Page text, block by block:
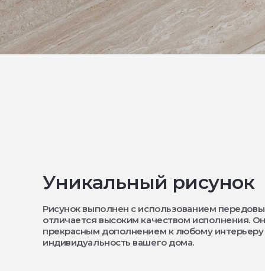
Уникальный рисунок
Рисунок выполнен с использованием
отличается высоким качеством исполнения.
прекрасным дополнением к любому
индивидуальность вашего дома.